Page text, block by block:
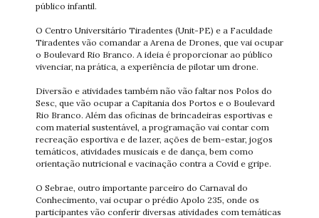
público infantil.
O Centro Universitário Tiradentes (Unit-PE) e a Faculdade
Tiradentes vão comandar a Arena de Drones, que vai ocupar
o Boulevard Rio Branco. A ideia é proporcionar ao público
vivenciar, na prática, a experiência de pilotar um drone.
Diversão e atividades também não vão faltar nos Polos do
Sesc, que vão ocupar a Capitania dos Portos e o Boulevard
Rio Branco. Além das oficinas de brincadeiras esportivas e
com material sustentável, a programação vai contar com
recreação esportiva e de lazer, ações de bem-estar, jogos
temáticos, atividades musicais e de dança, bem como
orientação nutricional e vacinação contra a Covid e gripe.
O Sebrae, outro importante parceiro do Carnaval do
Conhecimento, vai ocupar o prédio Apolo 235, onde os
participantes vão conferir diversas atividades com temáticas